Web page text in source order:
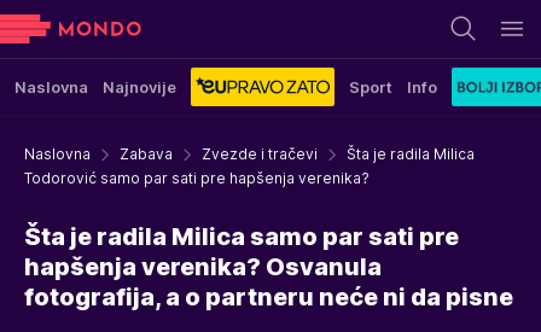
Naslovna Najnovije Sport Info
Naslovna Zabava Zvezde i tračevi
Šta je radila Milica
Todorović samo par sati pre hapšenja verenika?
Šta je radila Milica samo par sati pre
hapšenja verenika? Osvanula
fotografija, a o partneru neće ni da pisne